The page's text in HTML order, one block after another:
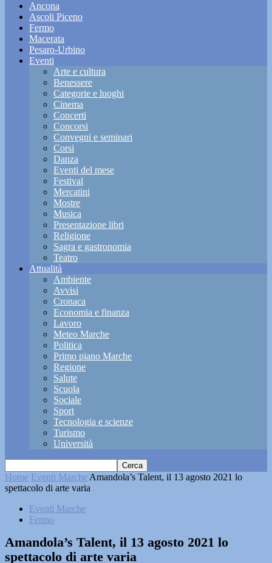
Ancona
Ascoli Piceno
Fermo
Macerata
Pesaro-Urbino
Eventi
Arte e cultura
Benessere
Categorie e luoghi
Cinema
Concerti
Concorsi
Convegni e seminari
Corsi
Danza
Eventi del mese
Festival
Mercatini
Mostre
Musica
Presentazione libri
Religione
Sagra e gastronomia
Teatro
Attualità
Ambiente
Avvisi
Cronaca
Economia e finanza
Lavoro
Meteo Marche
Politica
Primo piano Marche
Regione
Salute
Scuola
Sociale
Sport
Tecnologia e scienze
Turismo
Università
Home Eventi Marche Amandola’s Talent, il 13 agosto 2021 lo
spettacolo di arte varia
Eventi Marche
Fermo
Amandola’s Talent, il 13 agosto 2021 lo
spettacolo di arte varia